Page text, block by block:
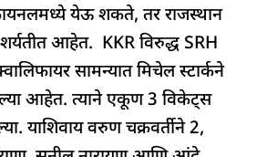
येऊ शकते, तर राजस्थान
आहेत. KKR विरुद्ध SRH
सामन्यात मिचेल स्टार्कने
आहेत. त्याने एकूण 3 विकेट्स
याशिवाय वरुण चक्रवर्तीने 2,